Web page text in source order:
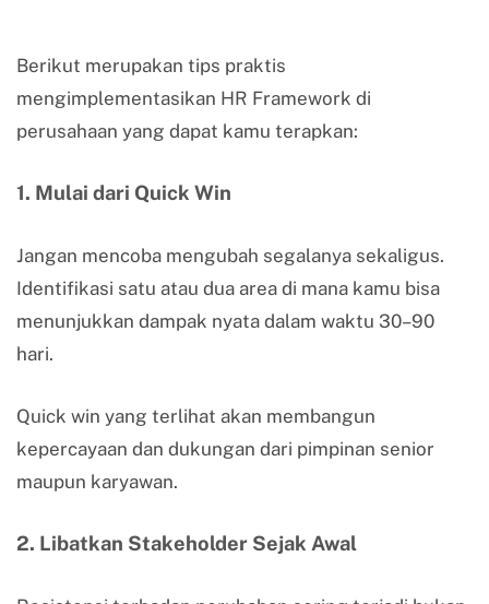
Berikut merupakan tips praktis
mengimplementasikan HR Framework di
perusahaan yang dapat kamu terapkan:
1. Mulai dari Quick Win
Jangan mencoba mengubah segalanya sekaligus.
Identifikasi satu atau dua area di mana kamu bisa
menunjukkan dampak nyata dalam waktu 30–90
hari.
Quick win yang terlihat akan membangun
kepercayaan dan dukungan dari pimpinan senior
maupun karyawan.
2. Libatkan Stakeholder Sejak Awal